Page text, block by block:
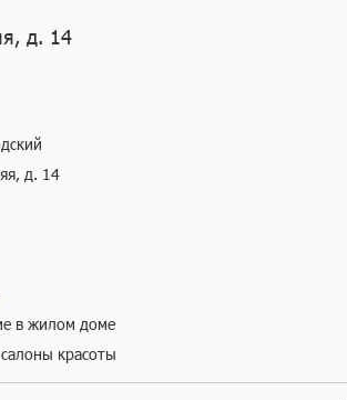
д. 14
д. 14
в жилом доме
красоты